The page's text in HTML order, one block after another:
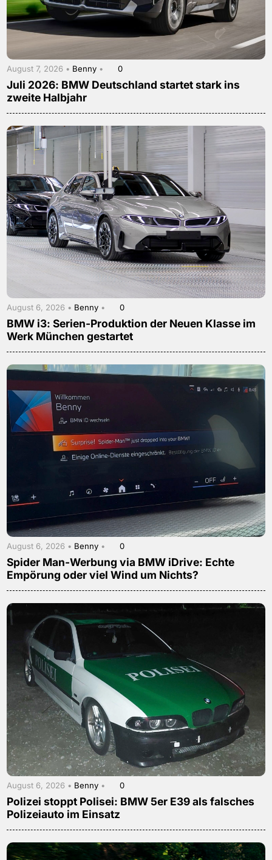
August 7, 2026 • Benny • 0
Juli 2026: BMW Deutschland startet stark ins
zweite Halbjahr
August 6, 2026 • Benny • 0
BMW i3: Serien-Produktion der Neuen Klasse im
Werk München gestartet
August 6, 2026 • Benny • 0
Spider Man-Werbung via BMW iDrive: Echte
Empörung oder viel Wind um Nichts?
August 6, 2026 • Benny • 0
Polizei stoppt Polisei: BMW 5er E39 als falsches
Polizeiauto im Einsatz